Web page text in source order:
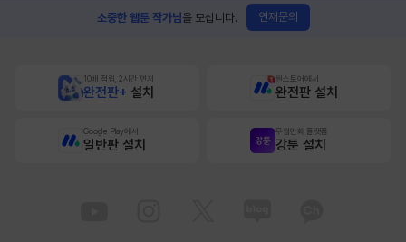
소중한 웹툰 작가님을 모십니다. 연재문의
10배 적립, 2시간 먼저
완전판+ 설치
원스토어에서
완전판 설치
Google Play에서
일반판 설치
무협만화 플랫폼
강툰 설치